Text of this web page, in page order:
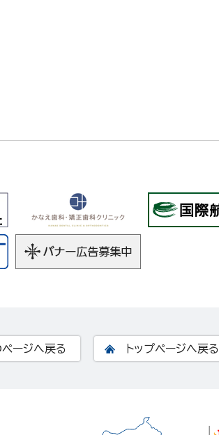
ージへ戻る トップページへ戻る